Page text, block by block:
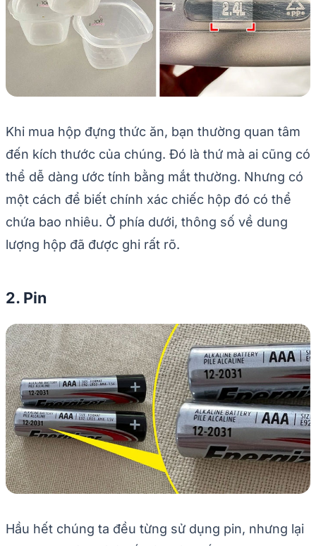
Khi mua hộp đựng thức ăn, bạn thường quan tâm
đến kích thước của chúng. Đó là thứ mà ai cũng có
thể dễ dàng ước tính bằng mắt thường. Nhưng có
một cách để biết chính xác chiếc hộp đó có thể
chứa bao nhiêu. Ở phía dưới, thông số về dung
lượng hộp đã được ghi rất rõ.
2. Pin
Hầu hết chúng ta đều từng sử dụng pin, nhưng lại